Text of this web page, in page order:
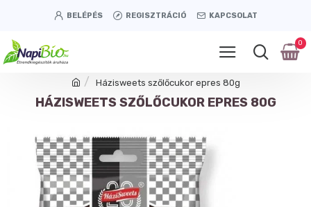
BELÉPÉS REGISZTRÁCIÓ KAPCSOLAT
0
Házisweets szőlőcukor epres 80g
HÁZISWEETS SZŐLŐCUKOR EPRES 80G